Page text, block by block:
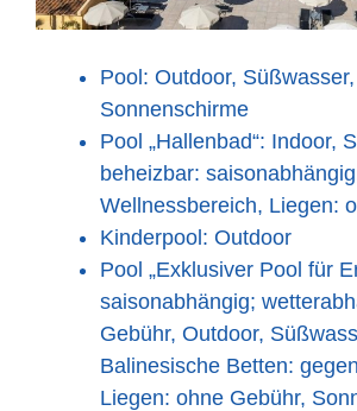
Pool: Outdoor,
Sonnenschirme
Pool „Hallenbad“: Indoor,
beheizbar:
Wellnessbereich, Liegen:
Kinderpool: Outdoor
Pool „Exklusiver Pool für
saisonabhängig;
Gebühr, Outdoor,
Balinesische Betten:
Liegen: ohne Gebühr,